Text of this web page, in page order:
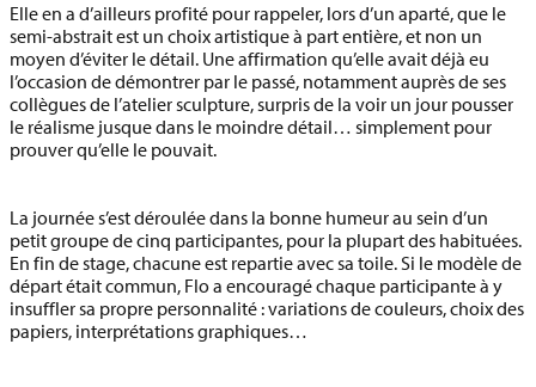
Elle en a d’ailleurs profité pour rappeler, lors d’un aparté, que le
semi-abstrait est un choix artistique à part entière, et non un
moyen d’éviter le détail. Une affirmation qu’elle avait déjà eu
l’occasion de démontrer par le passé, notamment auprès de ses
collègues de l’atelier sculpture, surpris de la voir un jour pousser
le réalisme jusque dans le moindre détail… simplement pour
prouver qu’elle le pouvait.
La journée s’est déroulée dans la bonne humeur au sein d’un
petit groupe de cinq participantes, pour la plupart des habituées.
En fin de stage, chacune est repartie avec sa toile. Si le modèle de
départ était commun, Flo a encouragé chaque participante à y
insuffler sa propre personnalité : variations de couleurs, choix des
papiers, interprétations graphiques…